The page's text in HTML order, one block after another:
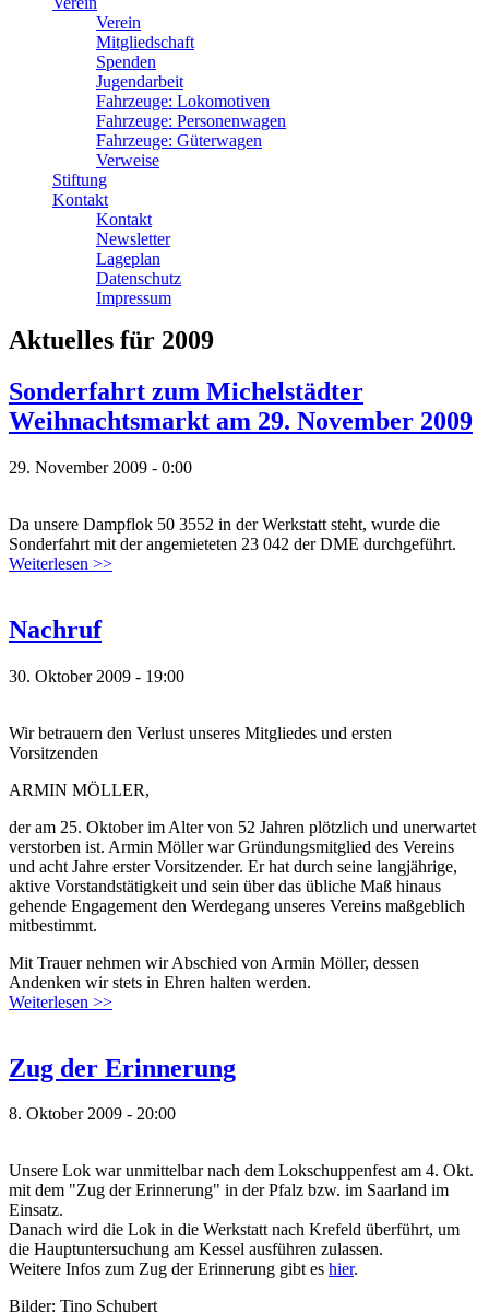
Verein
Mitgliedschaft
Spenden
Jugendarbeit
Fahrzeuge: Lokomotiven
Fahrzeuge: Personenwagen
Fahrzeuge: Güterwagen
Verweise
Stiftung
Kontakt
Kontakt
Newsletter
Lageplan
Datenschutz
Impressum
Aktuelles für 2009
Sonderfahrt zum Michelstädter
Weihnachtsmarkt am 29. November 2009
29. November 2009 - 0:00
Da unsere Dampflok 50 3552 in der Werkstatt steht, wurde die
Sonderfahrt mit der angemieteten 23 042 der DME durchgeführt.
Weiterlesen >>
Nachruf
30. Oktober 2009 - 19:00
Wir betrauern den Verlust unseres Mitgliedes und ersten
Vorsitzenden
ARMIN MÖLLER,
der am 25. Oktober im Alter von 52 Jahren plötzlich und unerwartet
verstorben ist. Armin Möller war Gründungsmitglied des Vereins
und acht Jahre erster Vorsitzender. Er hat durch seine langjährige,
aktive Vorstandstätigkeit und sein über das übliche Maß hinaus
gehende Engagement den Werdegang unseres Vereins maßgeblich
mitbestimmt.
Mit Trauer nehmen wir Abschied von Armin Möller, dessen
Andenken wir stets in Ehren halten werden.
Weiterlesen >>
Zug der Erinnerung
8. Oktober 2009 - 20:00
Unsere Lok war unmittelbar nach dem Lokschuppenfest am 4. Okt.
mit dem "Zug der Erinnerung" in der Pfalz bzw. im Saarland im
Einsatz.
Danach wird die Lok in die Werkstatt nach Krefeld überführt, um
die Hauptuntersuchung am Kessel ausführen zulassen.
Weitere Infos zum Zug der Erinnerung gibt es hier.
Bilder: Tino Schubert